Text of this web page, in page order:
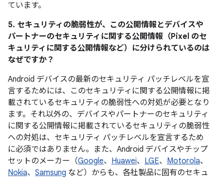
ています。
5. セキュリティの脆弱性が、この公開情報とデバイスや
パートナーのセキュリティに関する公開情報（Pixel のセ
キュリティに関する公開情報など）に分けられているのは
なぜですか？
Android デバイスの最新のセキュリティ パッチレベルを宣
言するためには、このセキュリティに関する公開情報に掲
載されているセキュリティの脆弱性への対処が必要となり
ます。それ以外の、デバイスやパートナーのセキュリティ
に関する公開情報に掲載されているセキュリティの脆弱性
への対処は、セキュリティ パッチレベルを宣言するため
に必須ではありません。また、Android デバイスやチップ
セットのメーカー（Google、 Huawei、 LGE、 Motorola、
Nokia、 Samsung など）からも、各社製品に固有のセキュ